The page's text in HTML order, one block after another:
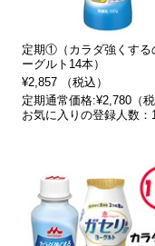
定期①（カラダ強くする
ーグルト14本）
¥2,857 （税込）
定期通常価格:¥2,780（税
お気に入りの登録人数：